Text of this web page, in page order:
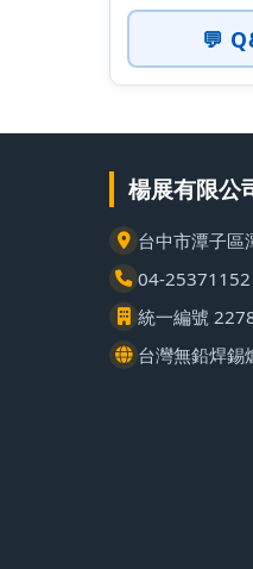
💬
楊展有限公
台中市潭子區
04-25371152
統一編號
台灣無鉛焊錫